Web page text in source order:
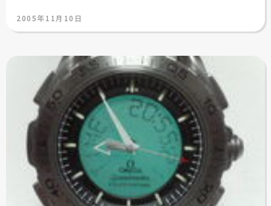
投
日:
2005年11月10日